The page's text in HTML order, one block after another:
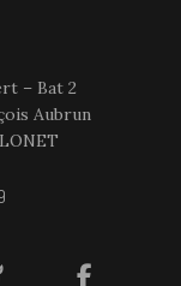
– Bat 2
Aubrun